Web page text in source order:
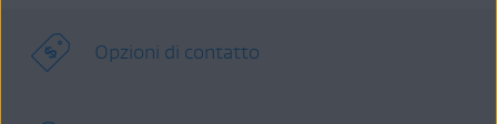
Opzioni di contatto